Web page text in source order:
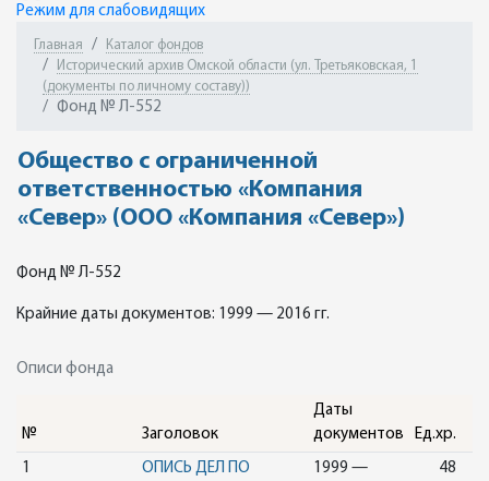
Режим для слабовидящих
Главная
Каталог фондов
Исторический архив Омской области (ул. Третьяковская, 1
(документы по личному составу))
Фонд № Л-552
Общество с ограниченной
ответственностью «Компания
«Север» (ООО «Компания «Север»)
Фонд № Л-552
Крайние даты документов: 1999 — 2016 гг.
Описи фонда
№ Заголовок
Даты
документов
Ед.хр.
1
ОПИСЬ ДЕЛ ПО
1999 —
48